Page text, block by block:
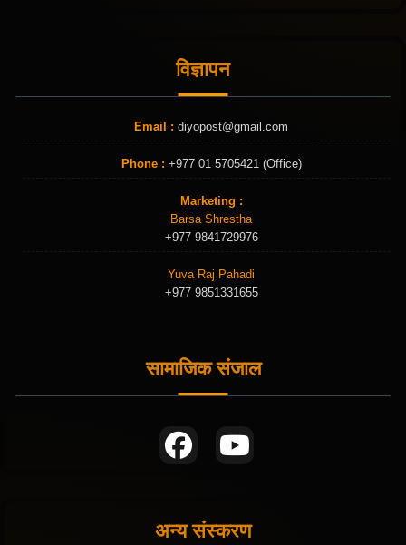
विज्ञापन
Email : diyopost@gmail.com
Phone : +977 01 5705421 (Office)
Marketing :
Barsa Shrestha
+977 9841729976
Yuva Raj Pahadi
+977 9851331655
सामाजिक संजाल
अन्य संस्करण